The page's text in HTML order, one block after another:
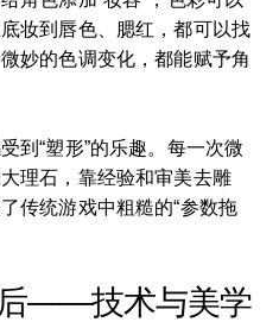
妆到唇色、腮红，都可以找
妙的色调变化，都能赋予角
到“塑形”的乐趣。每一次微
理石，靠经验和审美去雕
传统游戏中粗糙的“参数拖
后——技术与美学